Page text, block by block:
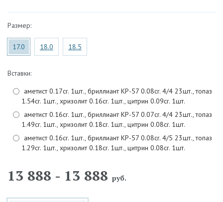
Размер:
17.0 18.0 18.5
Вставки:
аметист 0.17cr. 1шт., бриллиант КР-57 0.08cr. 4/4 23шт., топаз
1.54cr. 1шт., хризолит 0.16cr. 1шт., цитрин 0.09cr. 1шт.
аметист 0.16cr. 1шт., бриллиант КР-57 0.07cr. 4/4 23шт., топаз
1.49cr. 1шт., хризолит 0.18cr. 1шт., цитрин 0.08cr. 1шт.
аметист 0.16cr. 1шт., бриллиант КР-57 0.08cr. 4/5 23шт., топаз
1.29cr. 1шт., хризолит 0.18cr. 1шт., цитрин 0.08cr. 1шт.
13 888 - 13 888 руб.